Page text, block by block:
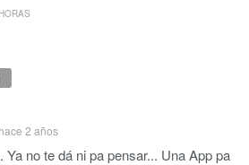
hace 2 años
Ya no te dá ni pa pensar... Una App pa